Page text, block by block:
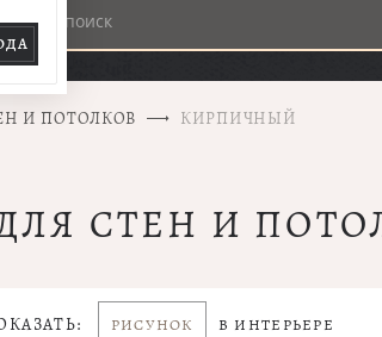
И ПОТОЛКОВ КИРПИЧНЫЙ
ДЛЯ СТЕН И
РИСУНОК В ИНТЕРЬЕРЕ